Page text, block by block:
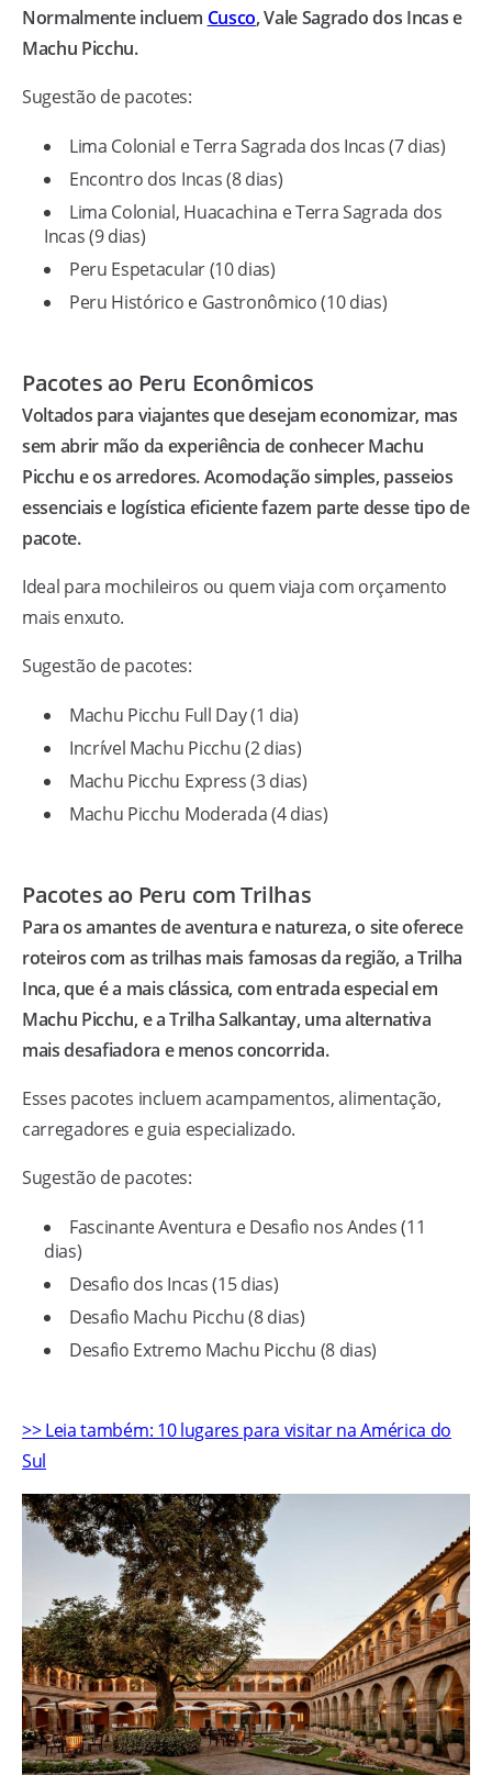
Normalmente incluem Cusco, Vale Sagrado dos Incas e
Machu Picchu.
Sugestão de pacotes:
Lima Colonial e Terra Sagrada dos Incas (7 dias)
Encontro dos Incas (8 dias)
Lima Colonial, Huacachina e Terra Sagrada dos
Incas (9 dias)
Peru Espetacular (10 dias)
Peru Histórico e Gastronômico (10 dias)
Pacotes ao Peru Econômicos
Voltados para viajantes que desejam economizar, mas
sem abrir mão da experiência de conhecer Machu
Picchu e os arredores. Acomodação simples, passeios
essenciais e logística eficiente fazem parte desse tipo de
pacote.
Ideal para mochileiros ou quem viaja com orçamento
mais enxuto.
Sugestão de pacotes:
Machu Picchu Full Day (1 dia)
Incrível Machu Picchu (2 dias)
Machu Picchu Express (3 dias)
Machu Picchu Moderada (4 dias)
Pacotes ao Peru com Trilhas
Para os amantes de aventura e natureza, o site oferece
roteiros com as trilhas mais famosas da região, a Trilha
Inca, que é a mais clássica, com entrada especial em
Machu Picchu, e a Trilha Salkantay, uma alternativa
mais desafiadora e menos concorrida.
Esses pacotes incluem acampamentos, alimentação,
carregadores e guia especializado.
Sugestão de pacotes:
Fascinante Aventura e Desafio nos Andes (11
dias)
Desafio dos Incas (15 dias)
Desafio Machu Picchu (8 dias)
Desafio Extremo Machu Picchu (8 dias)
>> Leia também: 10 lugares para visitar na América do
Sul